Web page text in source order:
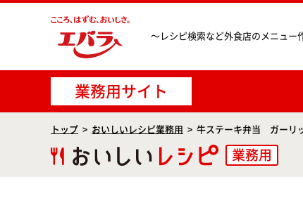
〜レシピ検索など外食店のメニュー
業務用サイト
トップ おいしいレシピ業務用 牛ステーキ弁当 ガーリ
業務用